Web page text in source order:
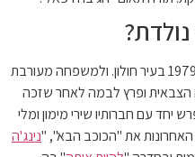
אסי עזר נולד בעשירי לחודש יוני לשנת 1979 בעיר חולון. ולמשפחה מעורבת
ופרץ לבמה לאחר שזכה
חברותיו שירי מימון ומלי
את "הכוכב הבא", "נינג'ה